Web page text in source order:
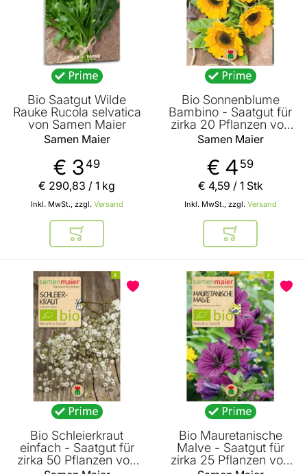
Bio Saatgut Wilde
Rauke Rucola selvatica
von Samen Maier
Samen Maier
€ 3 49
Inkl. MwSt., zzgl. Versand
€ 290,83 / 1 kg
In den Warenkorb
Bio Sonnenblume
Bambino - Saatgut für
zirka 20 Pflanzen von
Samen Maier
Samen Maier
€ 4 59
Inkl. MwSt., zzgl. Versand
€ 4,59 / 1 Stk
In den
Bio Schleierkraut
einfach - Saatgut für
zirka 50 Pflanzen von
Bio Mauretanische
Malve - Saatgut für
zirka 25 Pflanzen von